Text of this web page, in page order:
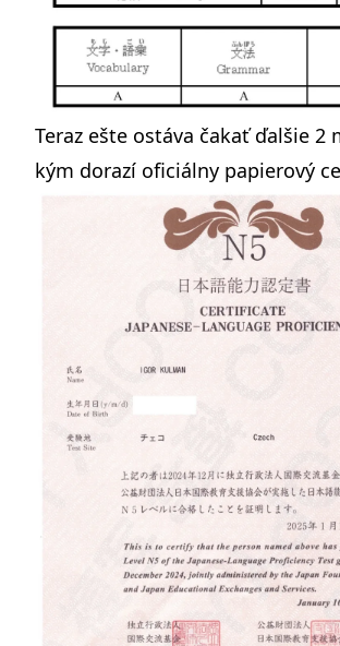
Teraz ešte ostáva čakať ďalšie 2
kým dorazí oficiálny papierový